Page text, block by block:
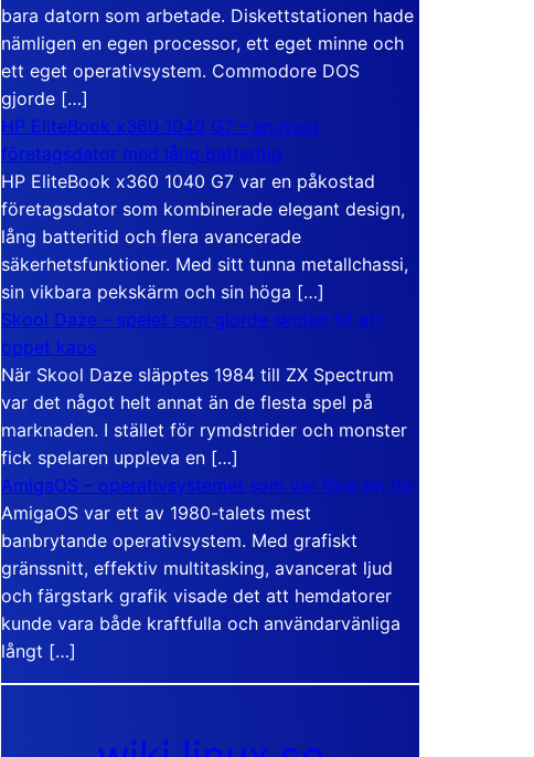
bara datorn som arbetade. Diskettstationen hade
nämligen en egen processor, ett eget minne och
ett eget operativsystem. Commodore DOS
gjorde […]
HP EliteBook x360 1040 G7 – en lyxig
företagsdator med lång batteritid
HP EliteBook x360 1040 G7 var en påkostad
företagsdator som kombinerade elegant design,
lång batteritid och flera avancerade
säkerhetsfunktioner. Med sitt tunna metallchassi,
sin vikbara pekskärm och sin höga […]
Skool Daze – spelet som gjorde skolan till ett
öppet kaos
När Skool Daze släpptes 1984 till ZX Spectrum
var det något helt annat än de flesta spel på
marknaden. I stället för rymdstrider och monster
fick spelaren uppleva en […]
AmigaOS – operativsystemet som var före sin tid
AmigaOS var ett av 1980-talets mest
banbrytande operativsystem. Med grafiskt
gränssnitt, effektiv multitasking, avancerat ljud
och färgstark grafik visade det att hemdatorer
kunde vara både kraftfulla och användarvänliga
långt […]